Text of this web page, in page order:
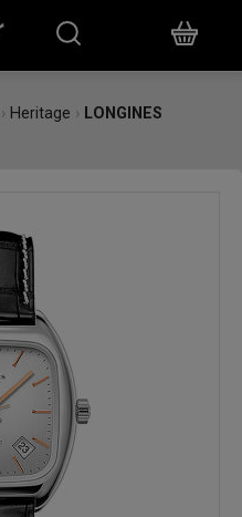
› Heritage › LONGINES